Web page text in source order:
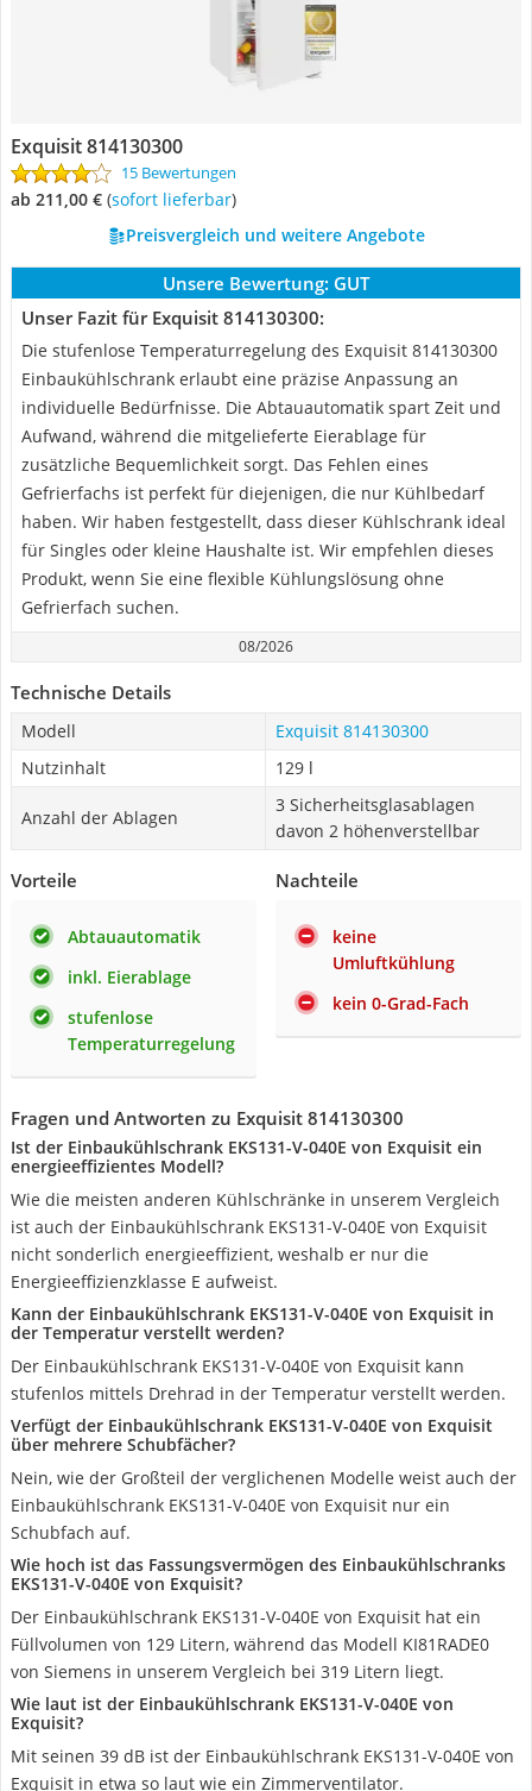
Exquisit 814130300
15 Bewertungen
ab 211,00 € ( Sofort lieferbar)
Preisvergleich und weitere Angebote
Unsere Bewertung: GUT
Unser Fazit für Exquisit 814130300:
Die stufenlose Temperaturregelung des Exquisit 814130300
Einbaukühlschrank erlaubt eine präzise Anpassung an
individuelle Bedürfnisse. Die Abtauautomatik spart Zeit und
Aufwand, während die mitgelieferte Eierablage für
zusätzliche Bequemlichkeit sorgt. Das Fehlen eines
Gefrierfachs ist perfekt für diejenigen, die nur Kühlbedarf
haben. Wir haben festgestellt, dass dieser Kühlschrank ideal
für Singles oder kleine Haushalte ist. Wir empfehlen dieses
Produkt, wenn Sie eine flexible Kühlungslösung ohne
Gefrierfach suchen.
08/2026
Technische Details
Modell
Exquisit 814130300
Nutzinhalt
129 l
Anzahl der Ablagen
3 Sicherheitsglasablagen
davon 2 höhenverstellbar
Vorteile
Abtauautomatik
inkl. Eierablage
stufenlose
Temperaturregelung
Nachteile
keine
Umluftkühlung
kein 0-Grad-Fach
Fragen und Antworten zu Exquisit 814130300
Ist der Einbaukühlschrank EKS131-V-040E von Exquisit ein
energieeffizientes Modell?
Wie die meisten anderen Kühlschränke in unserem Vergleich
ist auch der Einbaukühlschrank EKS131-V-040E von Exquisit
nicht sonderlich energieeffizient, weshalb er nur die
Energieeffizienzklasse E aufweist.
Kann der Einbaukühlschrank EKS131-V-040E von Exquisit in
der Temperatur verstellt werden?
Der Einbaukühlschrank EKS131-V-040E von Exquisit kann
stufenlos mittels Drehrad in der Temperatur verstellt werden.
Verfügt der Einbaukühlschrank EKS131-V-040E von Exquisit
über mehrere Schubfächer?
Nein, wie der Großteil der verglichenen Modelle weist auch der
Einbaukühlschrank EKS131-V-040E von Exquisit nur ein
Schubfach auf.
Wie hoch ist das Fassungsvermögen des Einbaukühlschranks
EKS131-V-040E von Exquisit?
Der Einbaukühlschrank EKS131-V-040E von Exquisit hat ein
Füllvolumen von 129 Litern, während das Modell KI81RADE0
von Siemens in unserem Vergleich bei 319 Litern liegt.
Wie laut ist der Einbaukühlschrank EKS131-V-040E von
Exquisit?
Mit seinen 39 dB ist der Einbaukühlschrank EKS131-V-040E von
Exquisit in etwa so laut wie ein Zimmerventilator.